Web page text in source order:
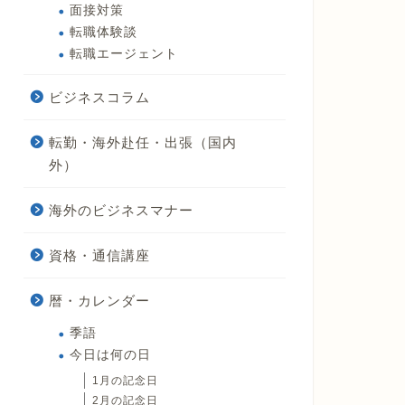
面接対策
転職体験談
転職エージェント
ビジネスコラム
転勤・海外赴任・出張（国内
外）
海外のビジネスマナー
資格・通信講座
暦・カレンダー
季語
今日は何の日
1月の記念日
2月の記念日